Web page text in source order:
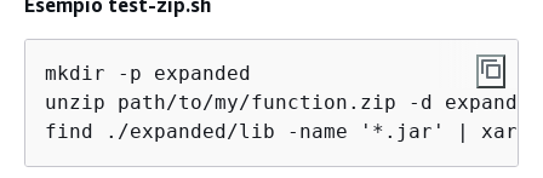
mkdir -p expanded
unzip path/to/my/function.zip -d expanded
find ./expanded/lib -name '*.jar' |